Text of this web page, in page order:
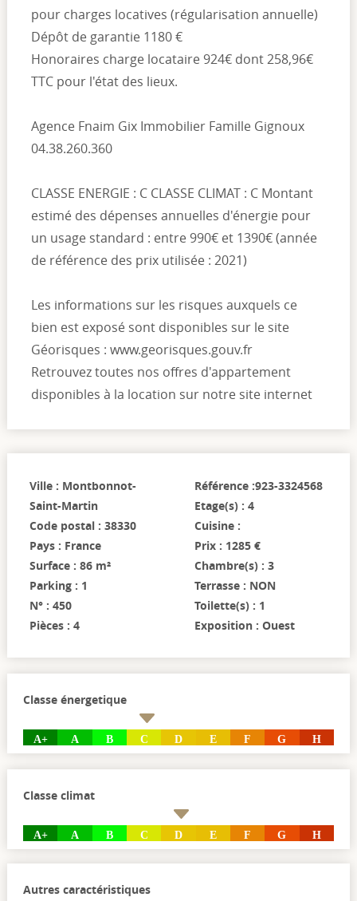
pour charges locatives (régularisation annuelle)
Dépôt de garantie 1180 €
Honoraires charge locataire 924€ dont 258,96€
TTC pour l'état des lieux.
Agence Fnaim Gix Immobilier Famille Gignoux
04.38.260.360
CLASSE ENERGIE : C CLASSE CLIMAT : C Montant
estimé des dépenses annuelles d'énergie pour
un usage standard : entre 990€ et 1390€ (année
de référence des prix utilisée : 2021)
Les informations sur les risques auxquels ce
bien est exposé sont disponibles sur le site
Géorisques : www.georisques.gouv.fr
Retrouvez toutes nos offres d'appartement
disponibles à la location sur notre site internet
Ville : Montbonnot-
Saint-Martin
Code postal : 38330
Pays : France
Surface : 86 m²
Parking : 1
N° : 450
Pièces : 4
Référence :923-3324568
Etage(s) : 4
Cuisine :
Prix : 1285 €
Chambre(s) : 3
Terrasse : NON
Toilette(s) : 1
Exposition : Ouest
Classe énergetique
A+ A B C D E F G H
Classe climat
A+ A B C D E F G H
Autres caractéristiques